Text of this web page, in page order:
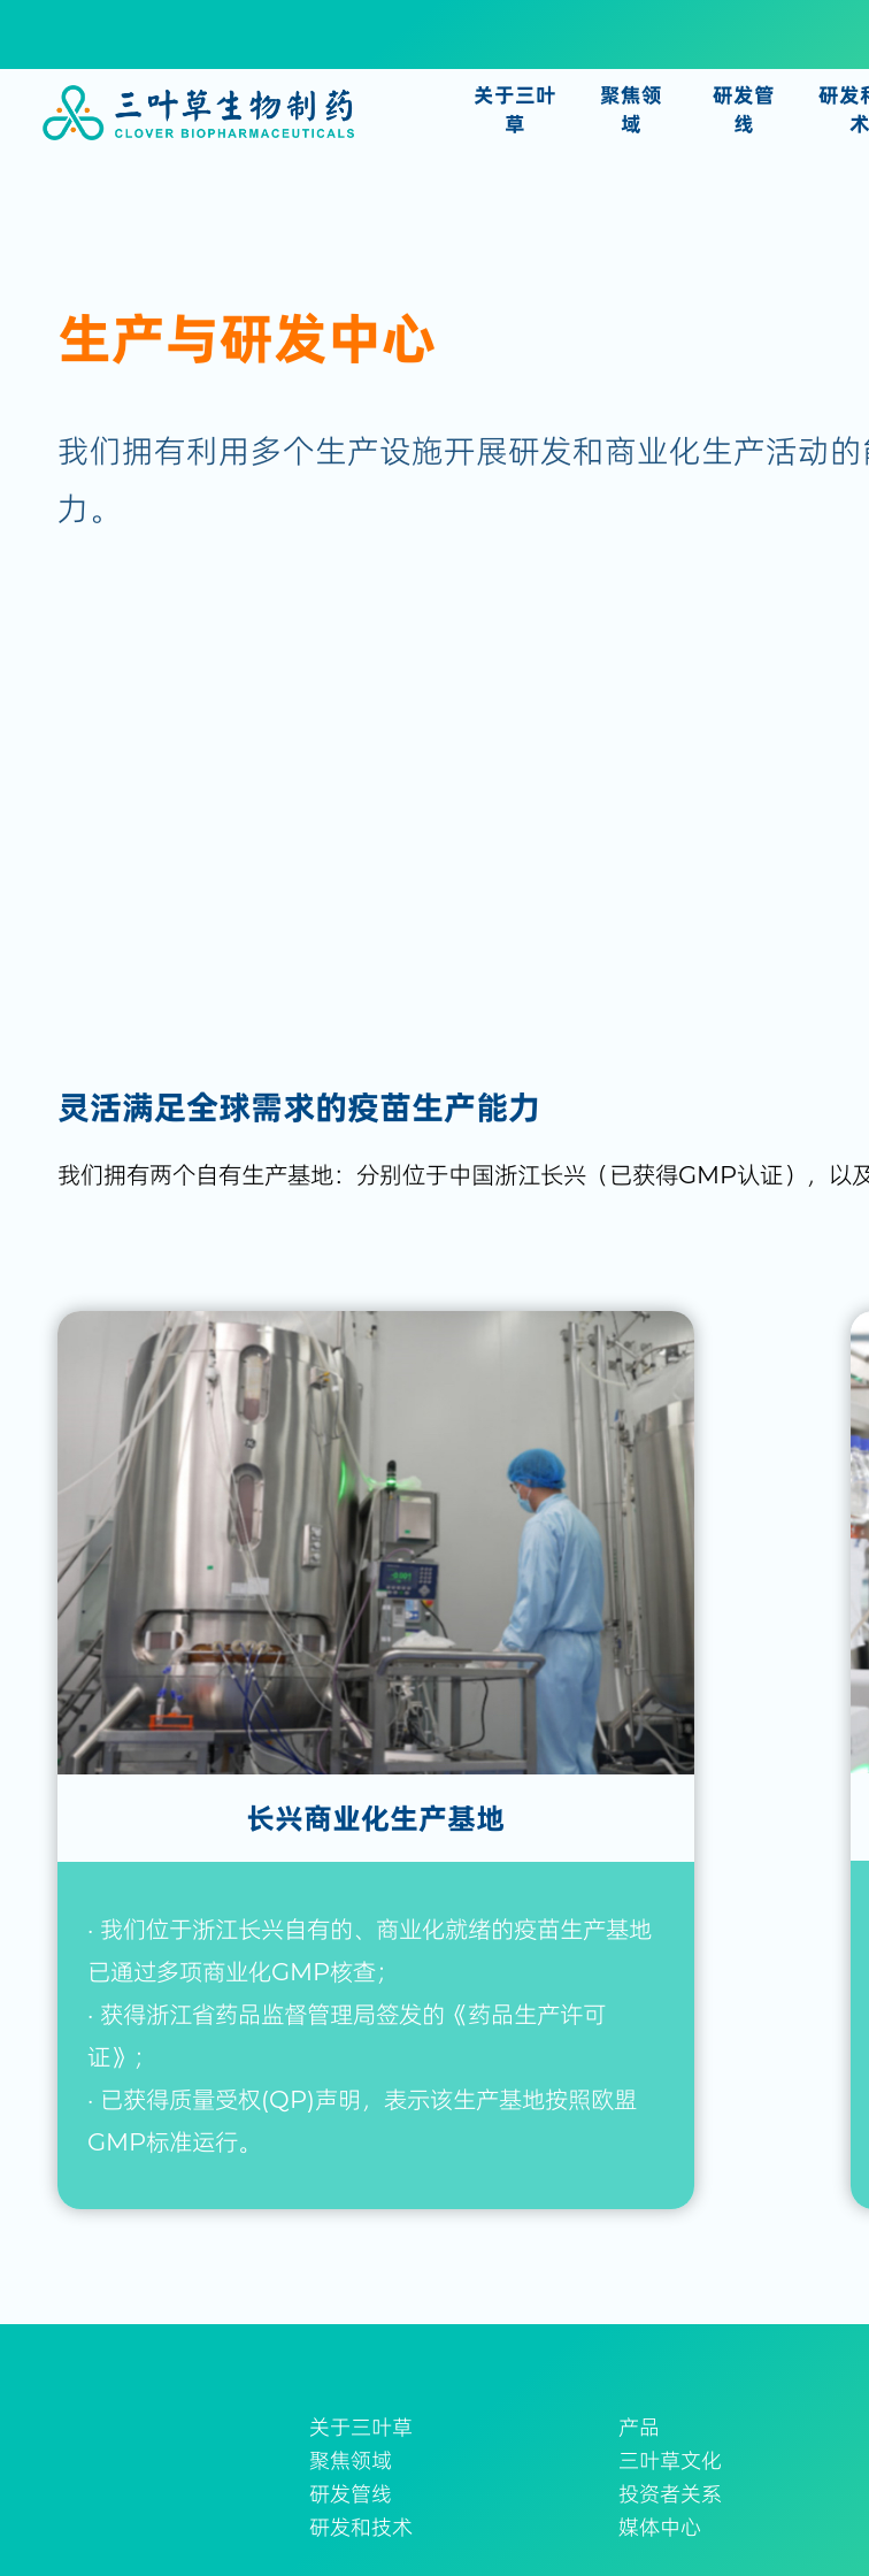
关于三叶
草
聚焦领
域
研发管
线
研发
术
生产与研发中心
我们拥有利用多个生产设施开展研发和商业化生产活动的
力。
灵活满足全球需求的疫苗生产能力
我们拥有两个自有生产基地：分别位于中国浙江长兴（已获得GMP认证），以
长兴商业化生产基地
· 我们位于浙江长兴自有的、商业化就绪的疫苗生产基地
已通过多项商业化GMP核查；
· 获得浙江省药品监督管理局签发的《药品生产许可
证》；
· 已获得质量受权(QP)声明，表示该生产基地按照欧盟
GMP标准运行。
关于三叶草
聚焦领域
研发管线
研发和技术
产品
三叶草文化
投资者关系
媒体中心